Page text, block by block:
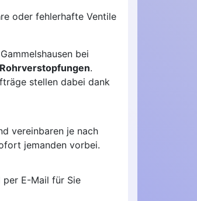
oder fehlerhafte Ventile
bei
.
stellen dabei dank
vereinbaren je nach
jemanden vorbei.
per E-Mail für Sie